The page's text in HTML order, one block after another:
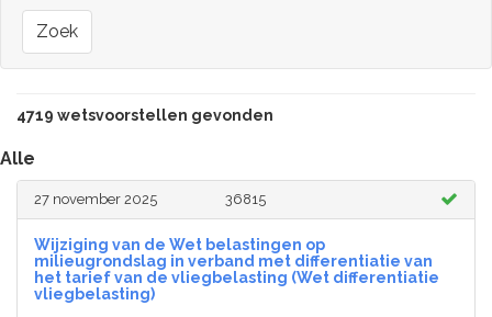
Zoek
4719 wetsvoorstellen gevonden
Alle
27 november 2025 36815
Wijziging van de Wet belastingen op
milieugrondslag in verband met differentiatie van
het tarief van de vliegbelasting (Wet differentiatie
vliegbelasting)